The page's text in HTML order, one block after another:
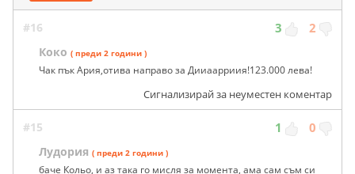
#16 3 2
Коко ( преди 2 години )
Чак пък Ария,отива направо за Дииаарриия!123.000 лева!
Сигнализирай за неуместен коментар
#15 1 0
Лудория ( преди 2 години )
баче Кольо, и аз така го мисля за момента, ама сам съм си